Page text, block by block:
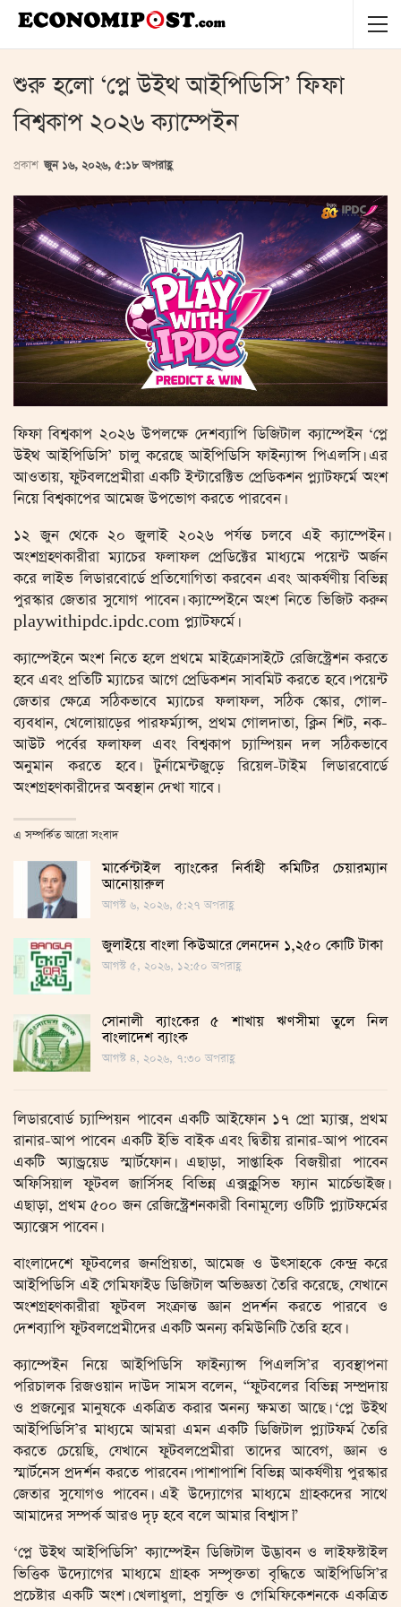
শুরু হলো ‘প্লে উইথ আইপিডিসি’ ফিফা
বিশ্বকাপ ২০২৬ ক্যাম্পেইন
প্রকাশ জুন ১৬, ২০২৬, ৫:১৮ অপরাহ্ণ
ফিফা বিশ্বকাপ ২০২৬ উপলক্ষে দেশব্যাপি ডিজিটাল ক্যাম্পেইন ‘প্লে
উইথ আইপিডিসি’ চালু করেছে আইপিডিসি ফাইন্যান্স পিএলসি। এর
আওতায়, ফুটবলপ্রেমীরা একটি ইন্টারেক্টিভ প্রেডিকশন প্ল্যাটফর্মে অংশ
নিয়ে বিশ্বকাপের আমেজ উপভোগ করতে পারবেন।
১২ জুন থেকে ২০ জুলাই ২০২৬ পর্যন্ত চলবে এই ক্যাম্পেইন।
অংশগ্রহণকারীরা ম্যাচের ফলাফল প্রেডিক্টের মাধ্যমে পয়েন্ট অর্জন
করে লাইভ লিডারবোর্ডে প্রতিযোগিতা করবেন এবং আকর্ষণীয় বিভিন্ন
পুরস্কার জেতার সুযোগ পাবেন। ক্যাম্পেইনে অংশ নিতে ভিজিট করুন
playwithipdc.ipdc.com প্ল্যাটফর্মে।
ক্যাম্পেইনে অংশ নিতে হলে প্রথমে মাইক্রোসাইটে রেজিস্ট্রেশন করতে
হবে এবং প্রতিটি ম্যাচের আগে প্রেডিকশন সাবমিট করতে হবে। পয়েন্ট
জেতার ক্ষেত্রে সঠিকভাবে ম্যাচের ফলাফল, সঠিক স্কোর, গোল-
ব্যবধান, খেলোয়াড়ের পারফর্ম্যান্স, প্রথম গোলদাতা, ক্লিন শিট, নক-
আউট পর্বের ফলাফল এবং বিশ্বকাপ চ্যাম্পিয়ন দল সঠিকভাবে
অনুমান করতে হবে। টুর্নামেন্টজুড়ে রিয়েল-টাইম লিডারবোর্ডে
অংশগ্রহণকারীদের অবস্থান দেখা যাবে।
এ সম্পর্কিত আরো সংবাদ
মার্কেন্টাইল ব্যাংকের নির্বাহী কমিটির চেয়ারম্যান
আনোয়ারুল
আগস্ট ৬, ২০২৬, ৫:২৭ অপরাহ্ণ
জুলাইয়ে বাংলা কিউআরে লেনদেন ১,২৫০ কোটি টাকা
আগস্ট ৫, ২০২৬, ১২:৫০ অপরাহ্ণ
সোনালী ব্যাংকের ৫ শাখায় ঋণসীমা তুলে নিল
বাংলাদেশ ব্যাংক
আগস্ট ৪, ২০২৬, ৭:৩০ অপরাহ্ণ
লিডারবোর্ড চ্যাম্পিয়ন পাবেন একটি আইফোন ১৭ প্রো ম্যাক্স, প্রথম
রানার-আপ পাবেন একটি ইভি বাইক এবং দ্বিতীয় রানার-আপ পাবেন
একটি অ্যান্ড্রয়েড স্মার্টফোন। এছাড়া, সাপ্তাহিক বিজয়ীরা পাবেন
অফিসিয়াল ফুটবল জার্সিসহ বিভিন্ন এক্সক্লুসিভ ফ্যান মার্চেন্ডাইজ।
এছাড়া, প্রথম ৫০০ জন রেজিস্ট্রেশনকারী বিনামূল্যে ওটিটি প্ল্যাটফর্মের
অ্যাক্সেস পাবেন।
বাংলাদেশে ফুটবলের জনপ্রিয়তা, আমেজ ও উৎসাহকে কেন্দ্র করে
আইপিডিসি এই গেমিফাইড ডিজিটাল অভিজ্ঞতা তৈরি করেছে, যেখানে
অংশগ্রহণকারীরা ফুটবল সংক্রান্ত জ্ঞান প্রদর্শন করতে পারবে ও
দেশব্যাপি ফুটবলপ্রেমীদের একটি অনন্য কমিউনিটি তৈরি হবে।
ক্যাম্পেইন নিয়ে আইপিডিসি ফাইন্যান্স পিএলসি’র ব্যবস্থাপনা
পরিচালক রিজওয়ান দাউদ সামস বলেন, “ফুটবলের বিভিন্ন সম্প্রদায়
ও প্রজন্মের মানুষকে একত্রিত করার অনন্য ক্ষমতা আছে। ‘প্লে উইথ
আইপিডিসি’র মাধ্যমে আমরা এমন একটি ডিজিটাল প্ল্যাটফর্ম তৈরি
করতে চেয়েছি, যেখানে ফুটবলপ্রেমীরা তাদের আবেগ, জ্ঞান ও
স্মার্টনেস প্রদর্শন করতে পারবেন। পাশাপাশি বিভিন্ন আকর্ষণীয় পুরস্কার
জেতার সুযোগও পাবেন। এই উদ্যোগের মাধ্যমে গ্রাহকদের সাথে
আমাদের সম্পর্ক আরও দৃঢ় হবে বলে আমার বিশ্বাস।”
‘প্লে উইথ আইপিডিসি’ ক্যাম্পেইন ডিজিটাল উদ্ভাবন ও লাইফস্টাইল
ভিত্তিক উদ্যোগের মাধ্যমে গ্রাহক সম্পৃক্ততা বৃদ্ধিতে আইপিডিসি’র
প্রচেষ্টার একটি অংশ। খেলাধুলা, প্রযুক্তি ও গেমিফিকেশনকে একত্রিত